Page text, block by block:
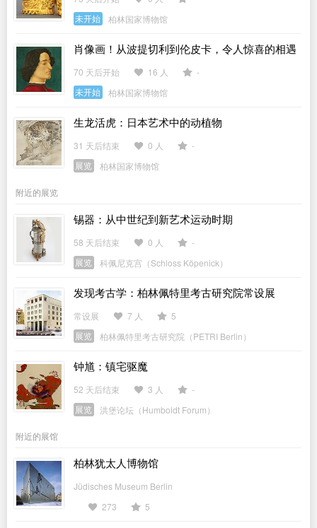
未开始
柏林国家博物馆
肖像画！从波提切利到伦皮卡，令人惊喜的相遇
70 天后开始 16 人
-
未开始
柏林国家博物馆
生龙活虎：日本艺术中的动植物
31 天后结束 0 人
-
展览
柏林国家博物馆
附近的展览
锡器：从中世纪到新艺术运动时期
58 天后结束 0 人
-
展览
科佩尼克宫（Schloss Köpenick）
发现考古学：柏林佩特里考古研究院常设展
常设展 7 人
5
展览
柏林佩特里考古研究院（PETRI Berlin）
钟馗：镇宅驱魔
52 天后结束 3 人
-
展览
洪堡论坛（Humboldt Forum）
附近的展馆
柏林犹太人博物馆
Jüdisches Museum Berlin
273
5